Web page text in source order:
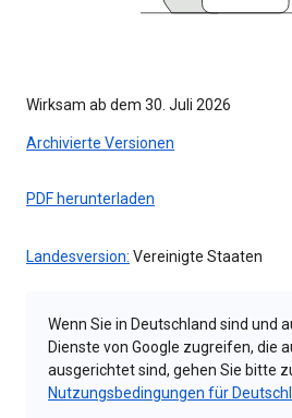
Wirksam ab dem 30. Juli 2026
Archivierte Versionen
PDF herunterladen
Landesversion: Vereinigte Staaten
Wenn Sie in Deutschland sind und
Dienste von Google zugreifen, die
ausgerichtet sind, gehen Sie bitte
Nutzungsbedingungen für